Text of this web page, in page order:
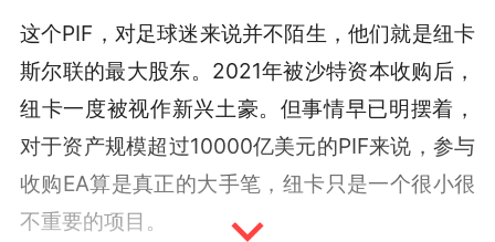
这个PIF，对足球迷来说并不陌生，他们就是纽卡
斯尔联的最大股东。2021年被沙特资本收购后，
纽卡一度被视作新兴土豪。但事情早已明摆着，
对于资产规模超过10000亿美元的PIF来说，参与
收购EA算是真正的大手笔，纽卡只是一个很小很
不重要的项目。